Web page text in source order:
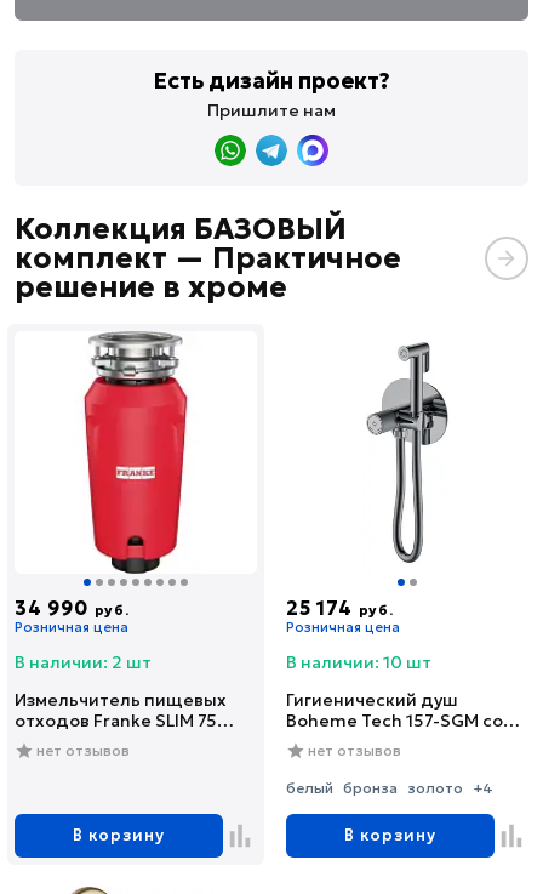
Есть дизайн проект?
Пришлите нам
Коллекция БАЗОВЫЙ
комплект — Практичное
решение в хроме
34 990 руб.
Розничная цена
В наличии: 2 шт
Измельчитель пищевых
отходов Franke SLIM 75
(134.0715.096)
нет отзывов
В корзину
25 174 руб.
Розничная цена
В наличии: 10 шт
Гигиенический душ
Boheme Tech 157-SGM со
смесителем, С
ВНУТРЕННЕЙ ЧАСТЬЮ,
shine gun metal
нет отзывов
белый бронза золото +4
В корзину